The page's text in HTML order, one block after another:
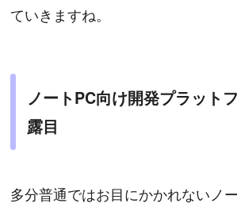
ていきますね。
ノートPC向け開発プラット
露目
多分普通ではお目にかかれないノ